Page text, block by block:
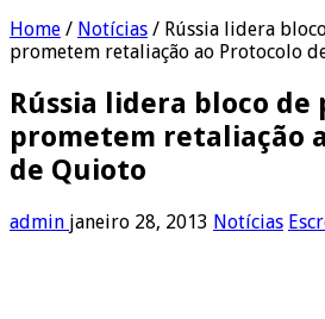
Home / Notícias / Rússia lidera
prometem retaliação ao Protocolo
Rússia lidera bloco de
prometem retaliação
de Quioto
admin janeiro 28, 2013 Notícias